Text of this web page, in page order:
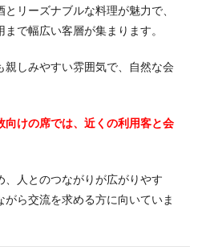
リーズナブルな料理が魅力で、
で幅広い客層が集まります。
親しみやすい雰囲気で、自然な会
向けの席では、近くの利用客と会
、人とのつながりが広がりやす
がら交流を求める方に向いていま